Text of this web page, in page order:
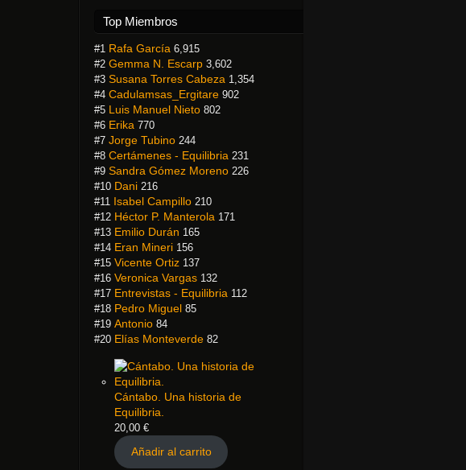
Top Miembros
#1 Rafa García 6,915
#2 Gemma N. Escarp 3,602
#3 Susana Torres Cabeza 1,354
#4 Cadulamsas_Ergitare 902
#5 Luis Manuel Nieto 802
#6 Erika 770
#7 Jorge Tubino 244
#8 Certámenes - Equilibria 231
#9 Sandra Gómez Moreno 226
#10 Dani 216
#11 Isabel Campillo 210
#12 Héctor P. Manterola 171
#13 Emilio Durán 165
#14 Eran Mineri 156
#15 Vicente Ortiz 137
#16 Veronica Vargas 132
#17 Entrevistas - Equilibria 112
#18 Pedro Miguel 85
#19 Antonio 84
#20 Elías Monteverde 82
Cántabo. Una historia de
Equilibria.
20,00 €
Añadir al carrito